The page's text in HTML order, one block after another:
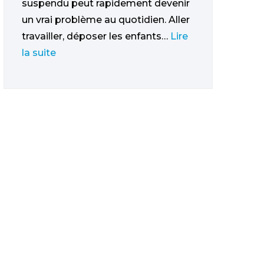
suspendu peut rapidement devenir
un vrai problème au quotidien. Aller
travailler, déposer les enfants… Lire
la suite